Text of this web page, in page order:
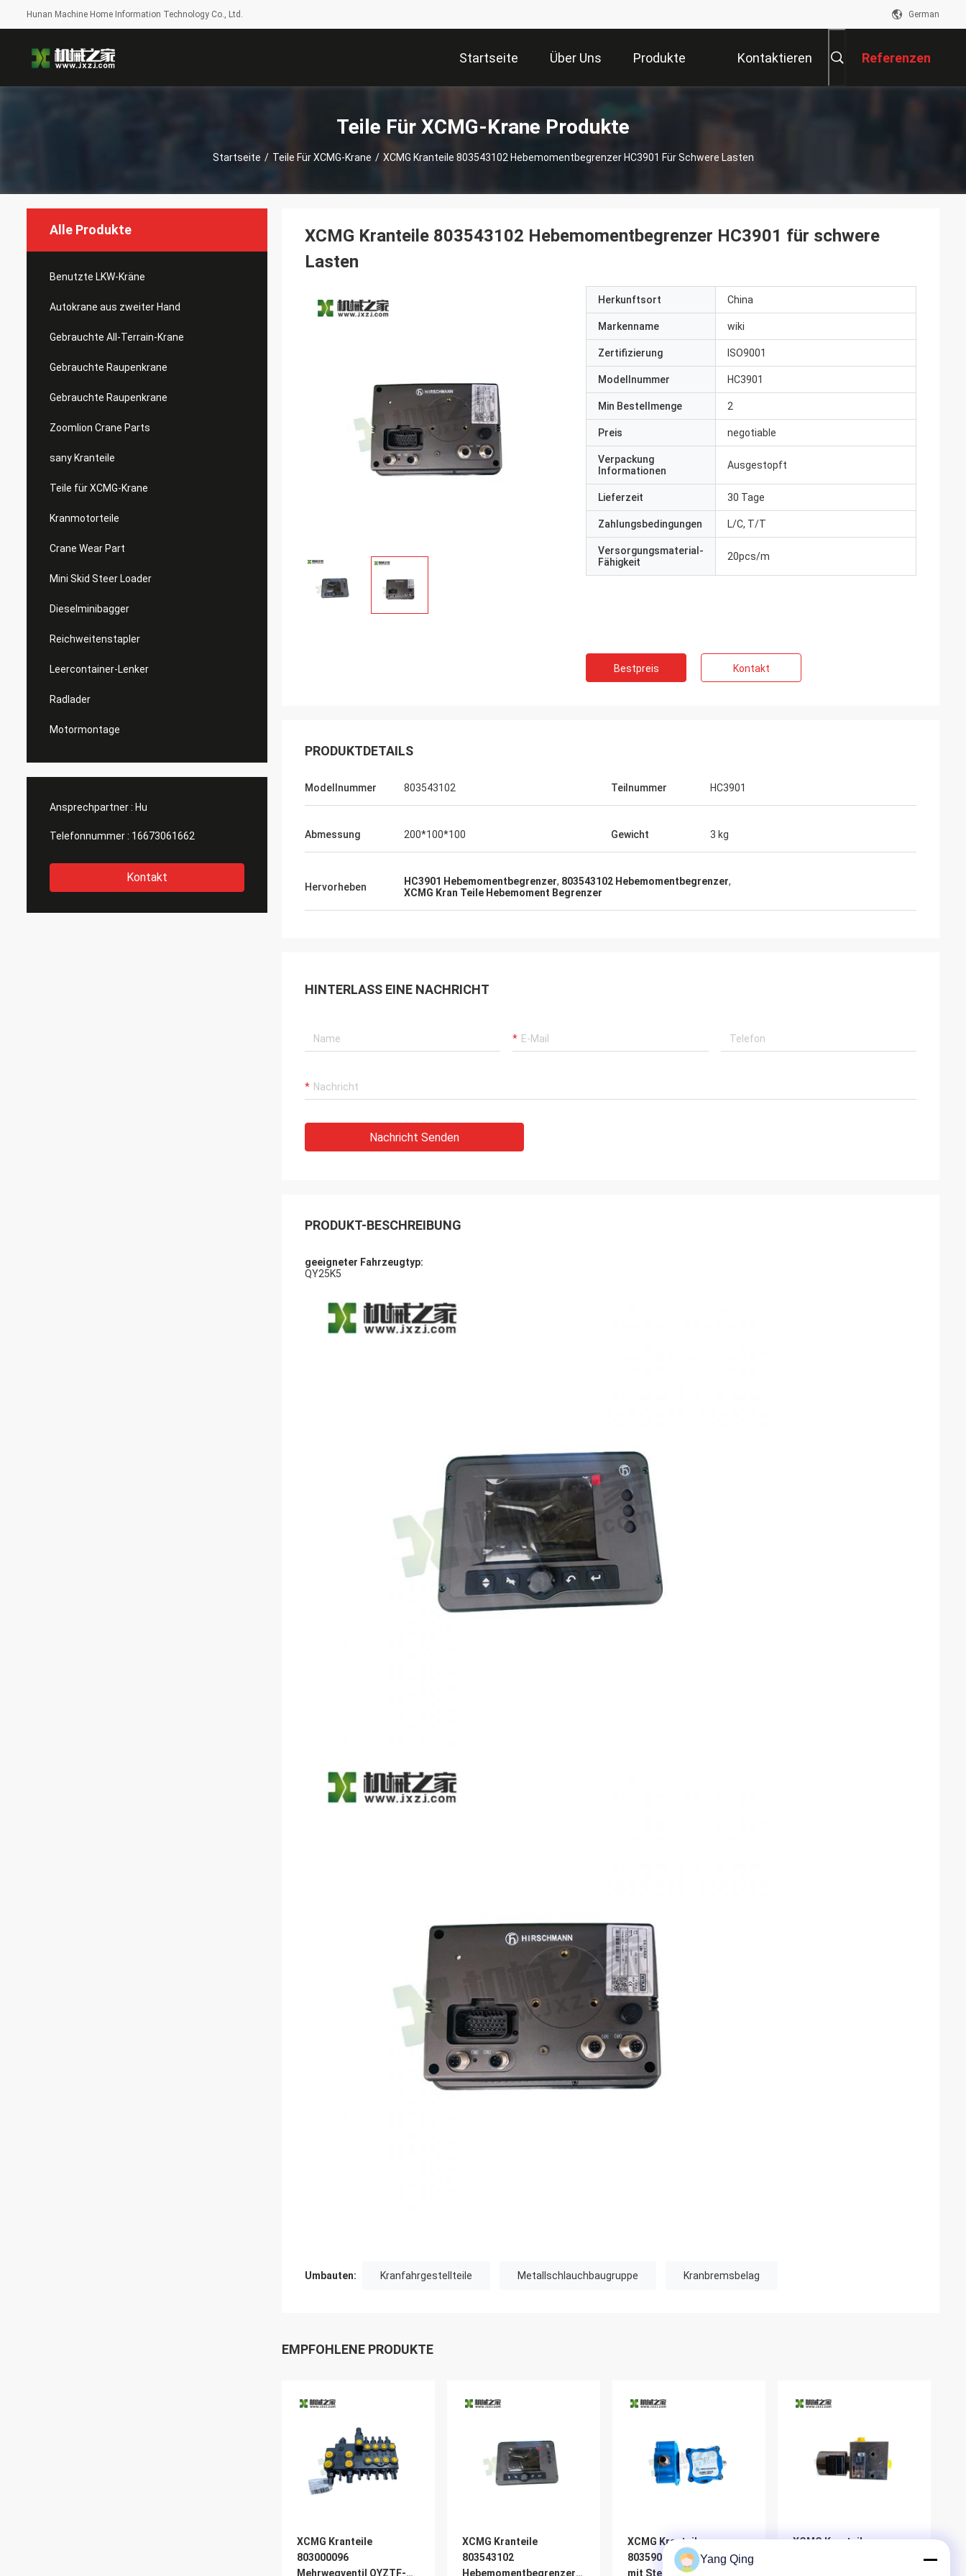
Hunan Machine Home Information Technology Co., Ltd. German
Startseite Über Uns Produkte Kontaktieren Referenzen
Teile Für XCMG-Krane Produkte
Startseite / Teile Für XCMG-Krane / XCMG Kranteile 803543102 Hebemomentbegrenzer HC3901 Für Schwere Lasten
Alle Produkte
Benutzte LKW-Kräne
Autokrane aus zweiter Hand
Gebrauchte All-Terrain-Krane
Gebrauchte Raupenkrane
Gebrauchte Raupenkrane
Zoomlion Crane Parts
sany Kranteile
Teile für XCMG-Krane
Kranmotorteile
Crane Wear Part
Mini Skid Steer Loader
Dieselminibagger
Reichweitenstapler
Leercontainer-Lenker
Radlader
Motormontage
Ansprechpartner : Hu
Telefonnummer : 16673061662
Kontakt
XCMG Kranteile 803543102 Hebemomentbegrenzer HC3901 für schwere
Lasten
Herkunftsort China
Markenname wiki
Zertifizierung ISO9001
Modellnummer HC3901
Min Bestellmenge 2
Preis negotiable
Verpackung
Informationen
Ausgestopft
Lieferzeit 30 Tage
Zahlungsbedingungen L/C, T/T
Versorgungsmaterial-
Fähigkeit
20pcs/m
Bestpreis Kontakt
PRODUKTDETAILS
Modellnummer 803543102 Teilnummer HC3901
Abmessung 200*100*100 Gewicht 3 kg
Hervorheben HC3901 Hebemomentbegrenzer, 803543102 Hebemomentbegrenzer,
XCMG Kran Teile Hebemoment Begrenzer
HINTERLASS EINE NACHRICHT
Nachricht Senden
PRODUKT-BESCHREIBUNG
geeigneter Fahrzeugtyp:
QY25K5
Umbauten: Kranfahrgestellteile Metallschlauchbaugruppe Kranbremsbelag
EMPFOHLENE PRODUKTE
XCMG Kranteile
803000096
Mehrwegventil QYZTF-
XCMG Kranteile
803543102
Hebemomentbegrenzer
XCMG Kranteile
803590142 Winkelsensor
mit Stecker
XCMG Kranteile
Yang Qing